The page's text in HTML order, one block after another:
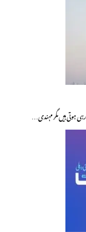
ہوتی ہیں مگر مہندی…